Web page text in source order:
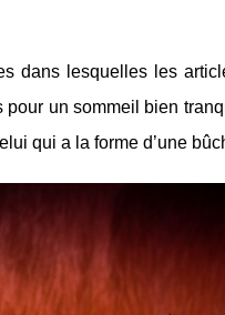
dans lesquelles les
un sommeil bien
qui a la forme d’une